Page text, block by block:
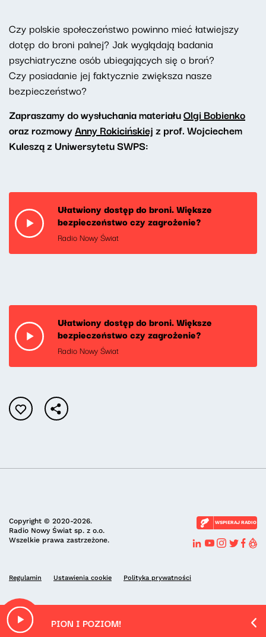
PION I POZIOM!
Czy polskie społeczeństwo powinno mieć łatwiejszy
dotęp do broni palnej? Jak wyglądają badania
psychiatryczne osób ubiegających się o broń?
Czy posiadanie jej faktycznie zwiększa nasze
bezpieczeństwo?
Zapraszamy do wysłuchania materiałuOlgi Bobienko
oraz rozmowyAnny Rokicińskiejz prof. Wojciechem
Kuleszą z Uniwersytetu SWPS:
Ułatwiony dostęp do broni. Większe
bezpieczeństwo czy zagrożenie?
Radio Nowy Świat
Ułatwiony dostęp do broni. Większe
bezpieczeństwo czy zagrożenie?
Radio Nowy Świat
Copyright © 2020-2026.
Radio Nowy Świat sp. z o.o.
Wszelkie prawa zastrzeżone.
WSPIERAJ RADIO
Regulamin Ustawienia cookie Polityka prywatności